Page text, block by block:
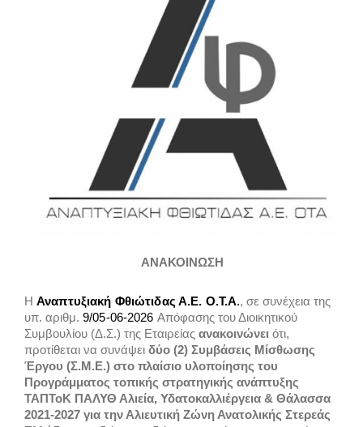
ΑΝΑΚΟΙΝΩΣΗ
Η Αναπτυξιακή Φθιώτιδας Α.Ε. Ο.Τ.Α., σε συνέχεια της
υπ. αριθμ. 9/05-06-2026 Απόφασης του Διοικητικού
Συμβουλίου (Δ.Σ.) της Εταιρείας ανακοινώνει ότι,
προτίθεται να συνάψει δύο (2) Συμβάσεις Μίσθωσης
Έργου (Σ.Μ.Ε.) στο πλαίσιο υλοποίησης του
Προγράμματος τοπικής στρατηγικής ανάπτυξης
ΤΑΠΤοΚ ΠΑΛΥΘ Αλιεία, Υδατοκαλλιέργεια & Θάλασσα
2021-2027 για την Αλιευτική Ζώνη Ανατολικής Στερεάς